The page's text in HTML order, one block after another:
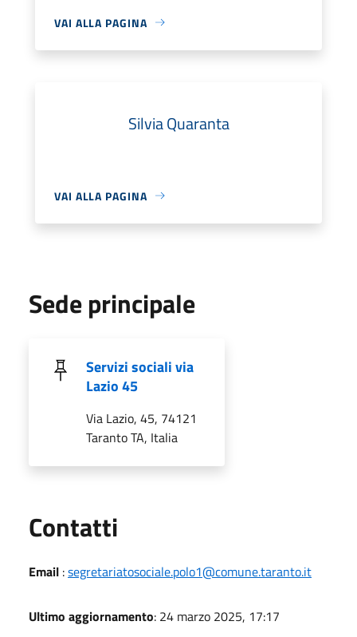
VAI ALLA PAGINA
Silvia Quaranta
VAI ALLA PAGINA
Sede principale
Servizi sociali via
Lazio 45
Via Lazio, 45, 74121
Taranto TA, Italia
Contatti
Email :segretariatosociale.polo1@comune.taranto.it
Ultimo aggiornamento: 24 marzo 2025, 17:17